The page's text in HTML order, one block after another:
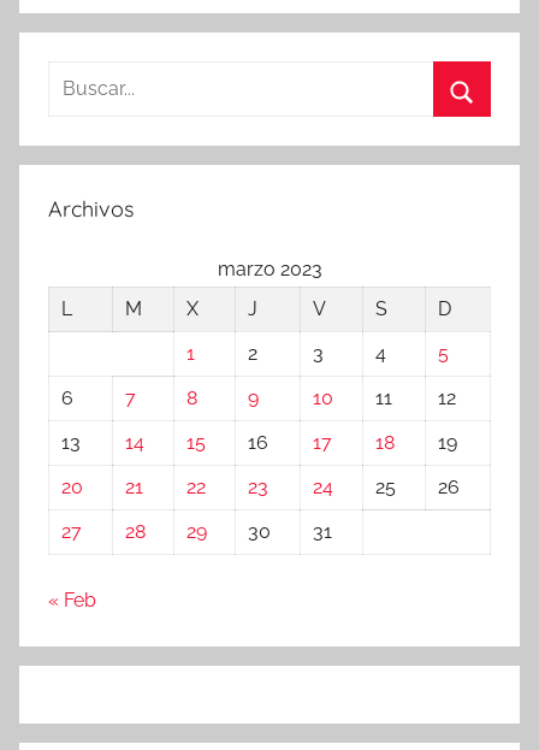
Buscar:
Archivos
marzo 2023
L
M X J V S
D
1
2 3 4
5
6
7 8 9 10 11
12
13
14 15 16 17 18
19
20
21 22 23 24 25
26
27
28 29 30 31
« Feb